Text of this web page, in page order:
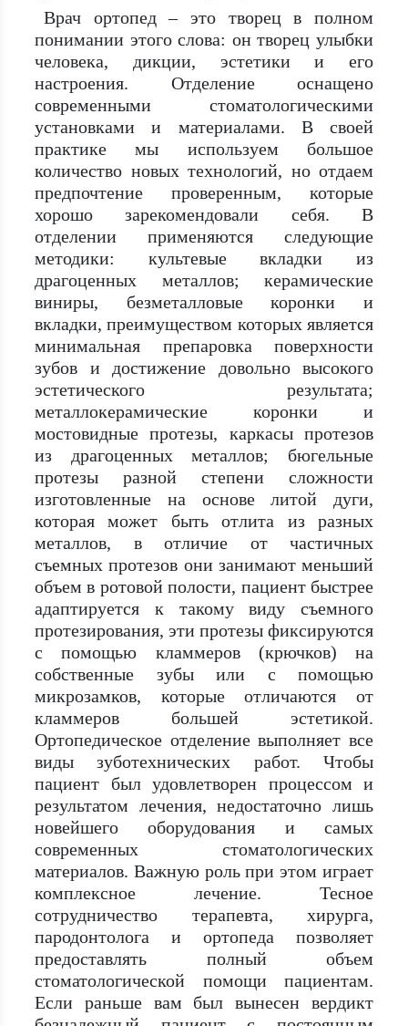
Врач ортопед – это творец в полном
понимании этого слова: он творец улыбки
человека, дикции, эстетики и его
настроения. Отделение оснащено
современными стоматологическими
установками и материалами. В своей
практике мы используем большое
количество новых технологий, но отдаем
предпочтение проверенным, которые
хорошо зарекомендовали себя. В
отделении применяются следующие
методики: культевые вкладки из
драгоценных металлов; керамические
виниры, безметалловые коронки и
вкладки, преимуществом которых является
минимальная препаровка поверхности
зубов и достижение довольно высокого
эстетического результата;
металлокерамические коронки и
мостовидные протезы, каркасы протезов
из драгоценных металлов; бюгельные
протезы разной степени сложности
изготовленные на основе литой дуги,
которая может быть отлита из разных
металлов, в отличие от частичных
съемных протезов они занимают меньший
объем в ротовой полости, пациент быстрее
адаптируется к такому виду съемного
протезирования, эти протезы фиксируются
с помощью кламмеров (крючков) на
собственные зубы или с помощью
микрозамков, которые отличаются от
кламмеров большей эстетикой.
Ортопедическое отделение выполняет все
виды зуботехнических работ. Чтобы
пациент был удовлетворен процессом и
результатом лечения, недостаточно лишь
новейшего оборудования и самых
современных стоматологических
материалов. Важную роль при этом играет
комплексное лечение. Тесное
сотрудничество терапевта, хирурга,
пародонтолога и ортопеда позволяет
предоставлять полный объем
стоматологической помощи пациентам.
Если раньше вам был вынесен вердикт